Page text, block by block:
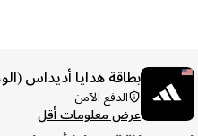
بطاقة هدايا أديداس
الدفع الآمن
عرض معلومات أقل